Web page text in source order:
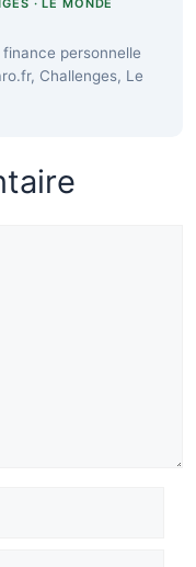
· LE MONDE
personnelle
Challenges, Le